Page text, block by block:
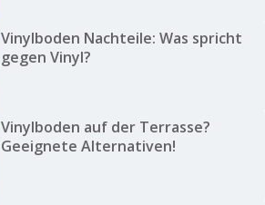
Vinylboden Nachteile: Was spricht
gegen Vinyl?
Vinylboden auf der Terrasse?
Geeignete Alternativen!